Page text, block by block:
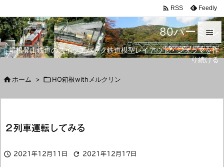
80パーミル
箱根登山鉄道のスイッチバック鉄道模型レイアウト・ジオラマを作
り続ける


メニュ
 RSS Feedly
 ホーム > HO箱根withメルクリン
２列車運転してみる
 2021年12月11日  2021年12月17日